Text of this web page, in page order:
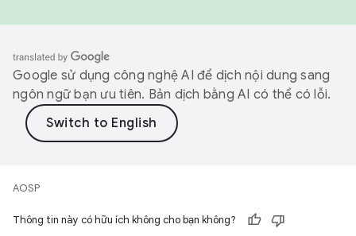
Google sử dụng công nghệ AI để dịch nội dung sang
ngôn ngữ bạn ưu tiên. Bản dịch bằng AI có thể có lỗi.
AOSP
Thông tin này có hữu ích không cho bạn không?